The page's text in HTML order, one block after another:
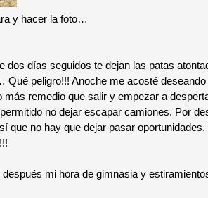
y hacer la foto…
días seguidos te dejan las patas
peligro!!! Anoche me acosté
remedio que salir y empezar a
no dejar escapar camiones. Por
que no hay que dejar pasar
mi hora de gimnasia y